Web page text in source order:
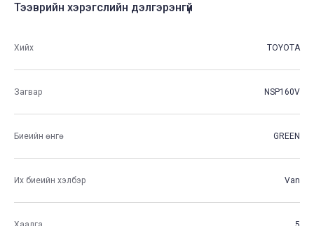
Тээврийн хэрэгслийн дэлгэрэнгүй
Хийх TOYOTA
Загвар NSP160V
Биеийн өнгө GREEN
Их биеийн хэлбэр Van